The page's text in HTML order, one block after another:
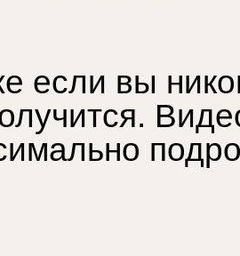
если вы